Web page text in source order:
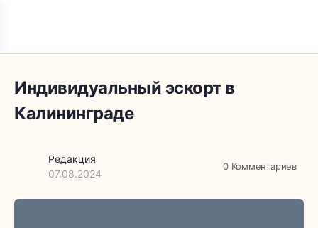
Индивидуальный эскорт в
Калининграде
Редакция
07.08.2024
0 Комментариев